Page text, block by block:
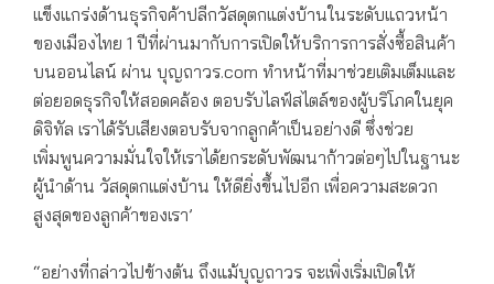
แข็งแกร่งด้านธุรกิจค้าปลีกวัสดุตกแต่งบ้านในระดับแถวหน้า
ของเมืองไทย 1 ปีที่ผ่านมากับการเปิดให้บริการการสั่งซื้อสินค้า
บนออนไลน์ ผ่าน บุญถาวร.com ทำหน้าที่มาช่วยเติมเต็มและ
ต่อยอดธุรกิจให้สอดคล้อง ตอบรับไลฟ์สไตล์ของผู้บริโภคในยุค
ดิจิทัล เราได้รับเสียงตอบรับจากลูกค้าเป็นอย่างดี ซึ่งช่วย
เพิ่มพูนความมั่นใจให้เราได้ยกระดับพัฒนาก้าวต่อๆไปในฐานะ
ผู้นำด้าน วัสดุตกแต่งบ้าน ให้ดียิ่งขึ้นไปอีก เพื่อความสะดวก
สูงสุดของลูกค้าของเรา’
“อย่างที่กล่าวไปข้างต้น ถึงแม้บุญถาวร จะเพิ่งเริ่มเปิดให้